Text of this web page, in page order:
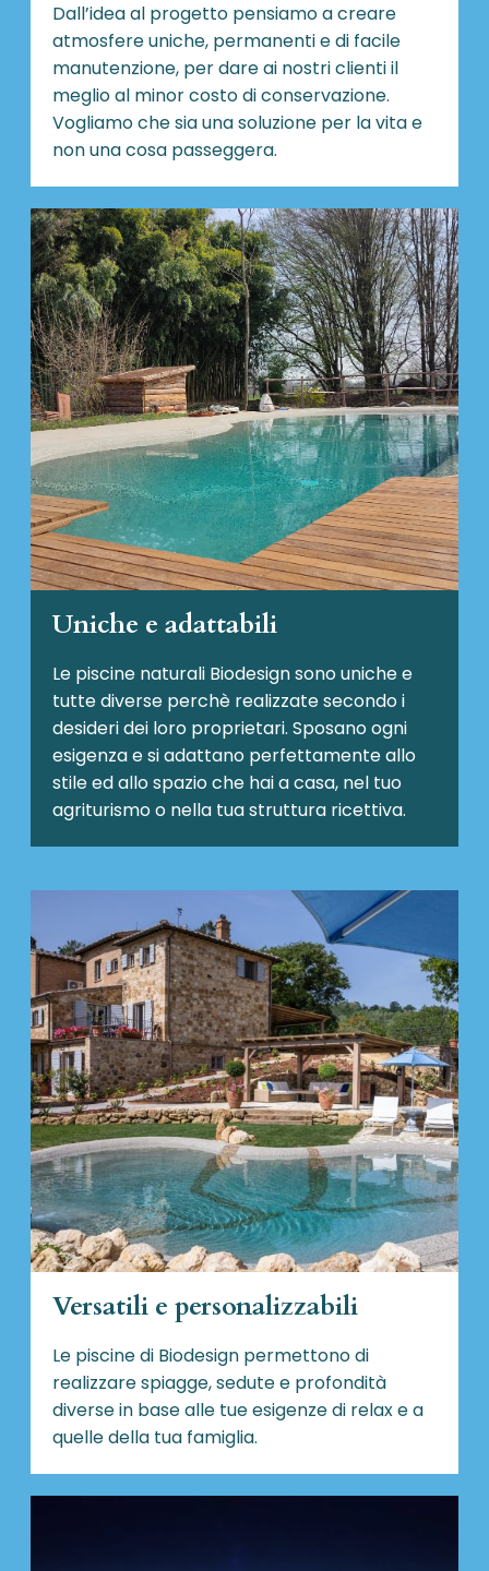
Dall’idea al progetto pensiamo a creare
atmosfere uniche, permanenti e di facile
manutenzione, per dare ai nostri clienti il
meglio al minor costo di conservazione.
Vogliamo che sia una soluzione per la vita e
non una cosa passeggera.
Uniche e adattabili
Le piscine naturali Biodesignsono uniche e
tutte diverse perchè realizzate secondo i
desideri dei loro proprietari. Sposano ogni
esigenza e si adattano perfettamente allo
stile ed allo spazio che hai a casa, nel tuo
agriturismo o nella tua struttura ricettiva.
Versatili e personalizzabili
Le piscine di Biodesign permettono di
realizzare spiagge, sedute e profondità
diverse in base alle tue esigenze di relax e a
quelle della tua famiglia.